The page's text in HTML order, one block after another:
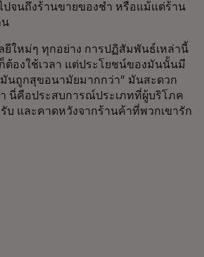
จนถึงร้านขายของชำ หรือแม้แต่ร้าน
น
ยีใหม่ๆ ทุกอย่าง การปฏิสัมพันธ์เหล่านี้
ต้องใช้เวลา แต่ประโยชน์ของมันนั้นมี
มันถูกสุขอนามัยมากกว่า” มันสะดวก
นี่คือประสบการณ์ประเภทที่ผู้บริโภค
และคาดหวังจากร้านค้าที่พวกเขารัก